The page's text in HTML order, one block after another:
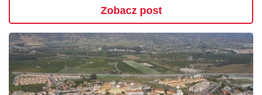
Zobacz post